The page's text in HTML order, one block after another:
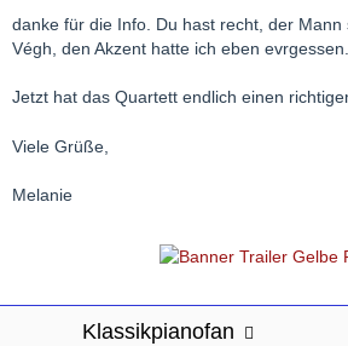
danke für die Info. Du hast recht, der Mann
Végh, den Akzent hatte ich eben evrgessen.
Jetzt hat das Quartett endlich einen
Viele Grüße,
Melanie
Klassikpianofan